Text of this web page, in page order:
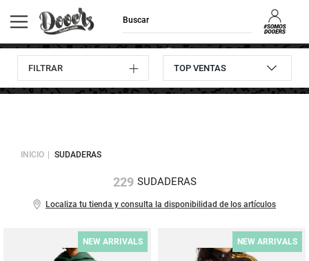
Envíos GRATIS
a domicilio
pedidos
Devoluciones
hasta 30 días
10% descuento
en tu primera compra
INICIO SUDADERAS
Localiza tu tienda y consulta la disponibilidad de los artículos
229 SUDADERAS
NEW ARRIVALS NEW ARRIVALS
FILTRAR